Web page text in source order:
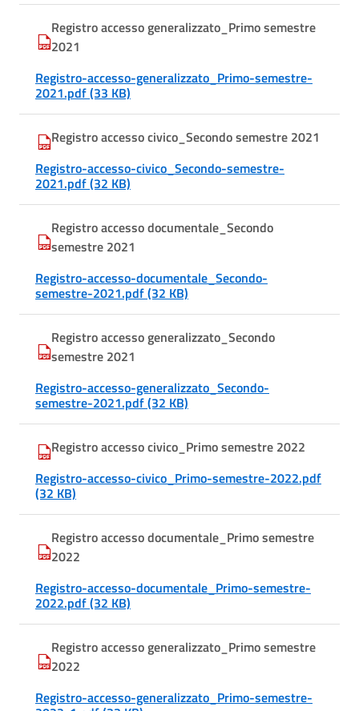
Registro accesso generalizzato_Primo semestre
2021
Registro-accesso-generalizzato_Primo-semestre-
2021.pdf (33 KB)
Registro accesso civico_Secondo semestre 2021
Registro-accesso-civico_Secondo-semestre-
2021.pdf (32 KB)
Registro accesso documentale_Secondo
semestre 2021
Registro-accesso-documentale_Secondo-
semestre-2021.pdf (32 KB)
Registro accesso generalizzato_Secondo
semestre 2021
Registro-accesso-generalizzato_Secondo-
semestre-2021.pdf (32 KB)
Registro accesso civico_Primo semestre 2022
Registro-accesso-civico_Primo-semestre-2022.pdf
(32 KB)
Registro accesso documentale_Primo semestre
2022
Registro-accesso-documentale_Primo-semestre-
2022.pdf (32 KB)
Registro accesso generalizzato_Primo semestre
2022
Registro-accesso-generalizzato_Primo-semestre-